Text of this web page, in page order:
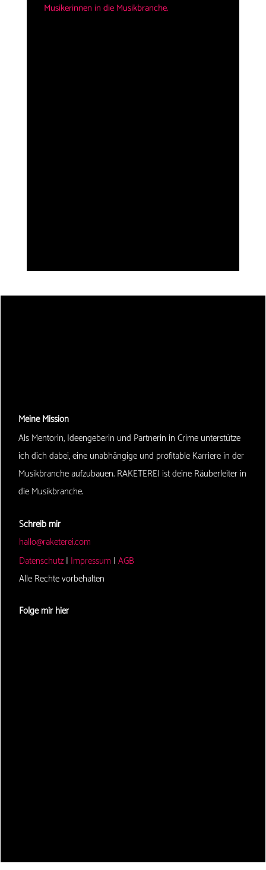
Musikerinnen in die Musikbranche.
Meine Mission
Als Mentorin, Ideengeberin und Partnerin in Crime unterstütze
ich dich dabei, eine unabhängige und profitable Karriere in der
Musikbranche aufzubauen. RAKETEREI ist deine Räuberleiter in
die Musikbranche.
Schreib mir
hallo@raketerei.com
Datenschutz | Impressum | AGB
Alle Rechte vorbehalten
Folge mir hier